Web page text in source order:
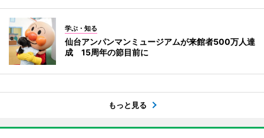
学ぶ・知る
仙台アンパンマンミュージアムが来館者500万人達
成 15周年の節目前に
もっと見る